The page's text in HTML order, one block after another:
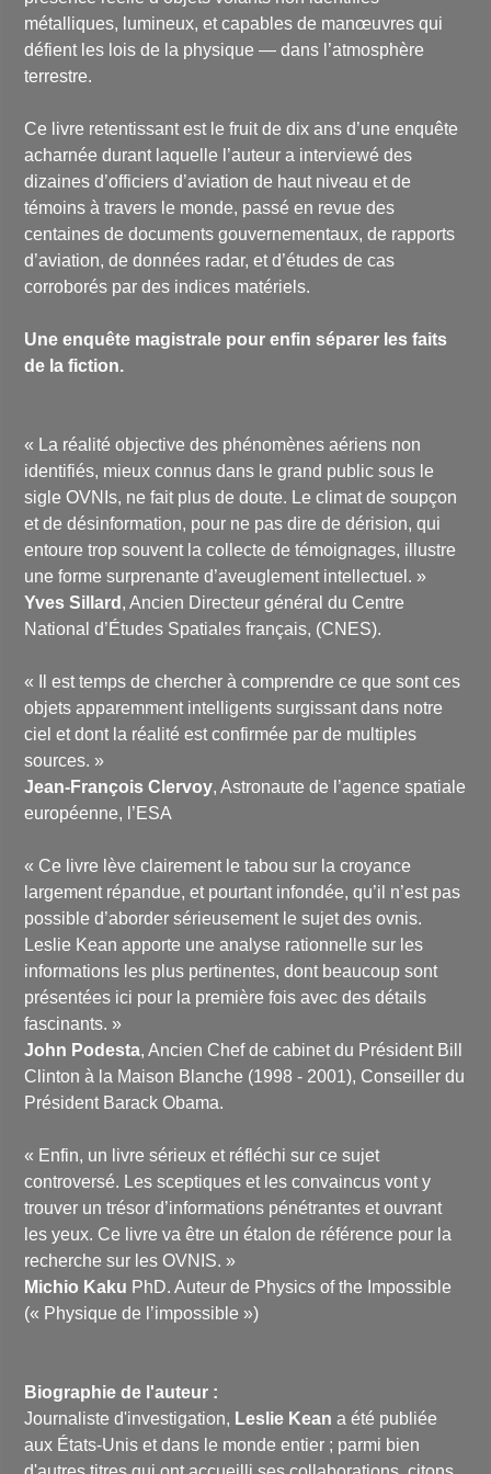
Kean a été productrice en 2009 du documentaire indépendant "I
Know What I saw", réalisé par James Fox. En 2011, elle a
collaboré avec la société de production plusieurs fois primée
Break Through Films, sur le documentaire de 120 minutes basé
sur son livre et intitulé
métalliques, lumineux, et capables de manœuvres qui
défient les lois de la physique — dans l’atmosphère
terrestre.
Ce livre retentissant est le fruit de dix ans d’une enquête
acharnée durant laquelle l’auteur a interviewé des
dizaines d’officiers d’aviation de haut niveau et de
témoins à travers le monde, passé en revue des
centaines de documents gouvernementaux, de rapports
d’aviation, de données radar, et d’études de cas
corroborés par des indices matériels.
Une enquête magistrale pour enfin séparer les faits
de la fiction.
« La réalité objective des phénomènes aériens non
identifiés, mieux connus dans le grand public sous le
sigle OVNIs, ne fait plus de doute. Le climat de soupçon
et de désinformation, pour ne pas dire de dérision, qui
entoure trop souvent la collecte de témoignages, illustre
une forme surprenante d’aveuglement intellectuel. »
Yves Sillard , Ancien Directeur général du Centre
National d’Études Spatiales français, (CNES).
« Il est temps de chercher à comprendre ce que sont ces
objets apparemment intelligents surgissant dans notre
ciel et dont la réalité est confirmée par de multiples
sources. »
Jean-François Clervoy, Astronaute de l’agence spatiale
européenne, l’ESA
« Ce livre lève clairement le tabou sur la croyance
largement répandue, et pourtant infondée, qu’il n’est pas
possible d’aborder sérieusement le sujet des ovnis.
Leslie Kean apporte une analyse rationnelle sur les
informations les plus pertinentes, dont beaucoup sont
présentées ici pour la première fois avec des détails
fascinants. »
John Podesta, Ancien Chef de cabinet du Président Bill
Clinton à la Maison Blanche (1998 - 2001), Conseiller du
Président Barack Obama.
« Enfin, un livre sérieux et réfléchi sur ce sujet
controversé. Les sceptiques et les convaincus vont y
trouver un trésor d’informations pénétrantes et ouvrant
les yeux. Ce livre va être un étalon de référence pour la
recherche sur les OVNIS. »
Michio Kaku PhD. Auteur de Physics of the Impossible
(« Physique de l’impossible »)
Biographie de l'auteur :
Journaliste d'investigation, Leslie Kean a été publiée
aux États-Unis et dans le monde entier ; parmi bien